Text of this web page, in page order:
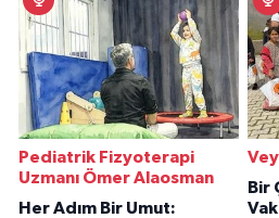
Pediatrik Fizyoterapi
Uzmanı Ömer Alaosman
Her Adım Bir Umut:
Bir